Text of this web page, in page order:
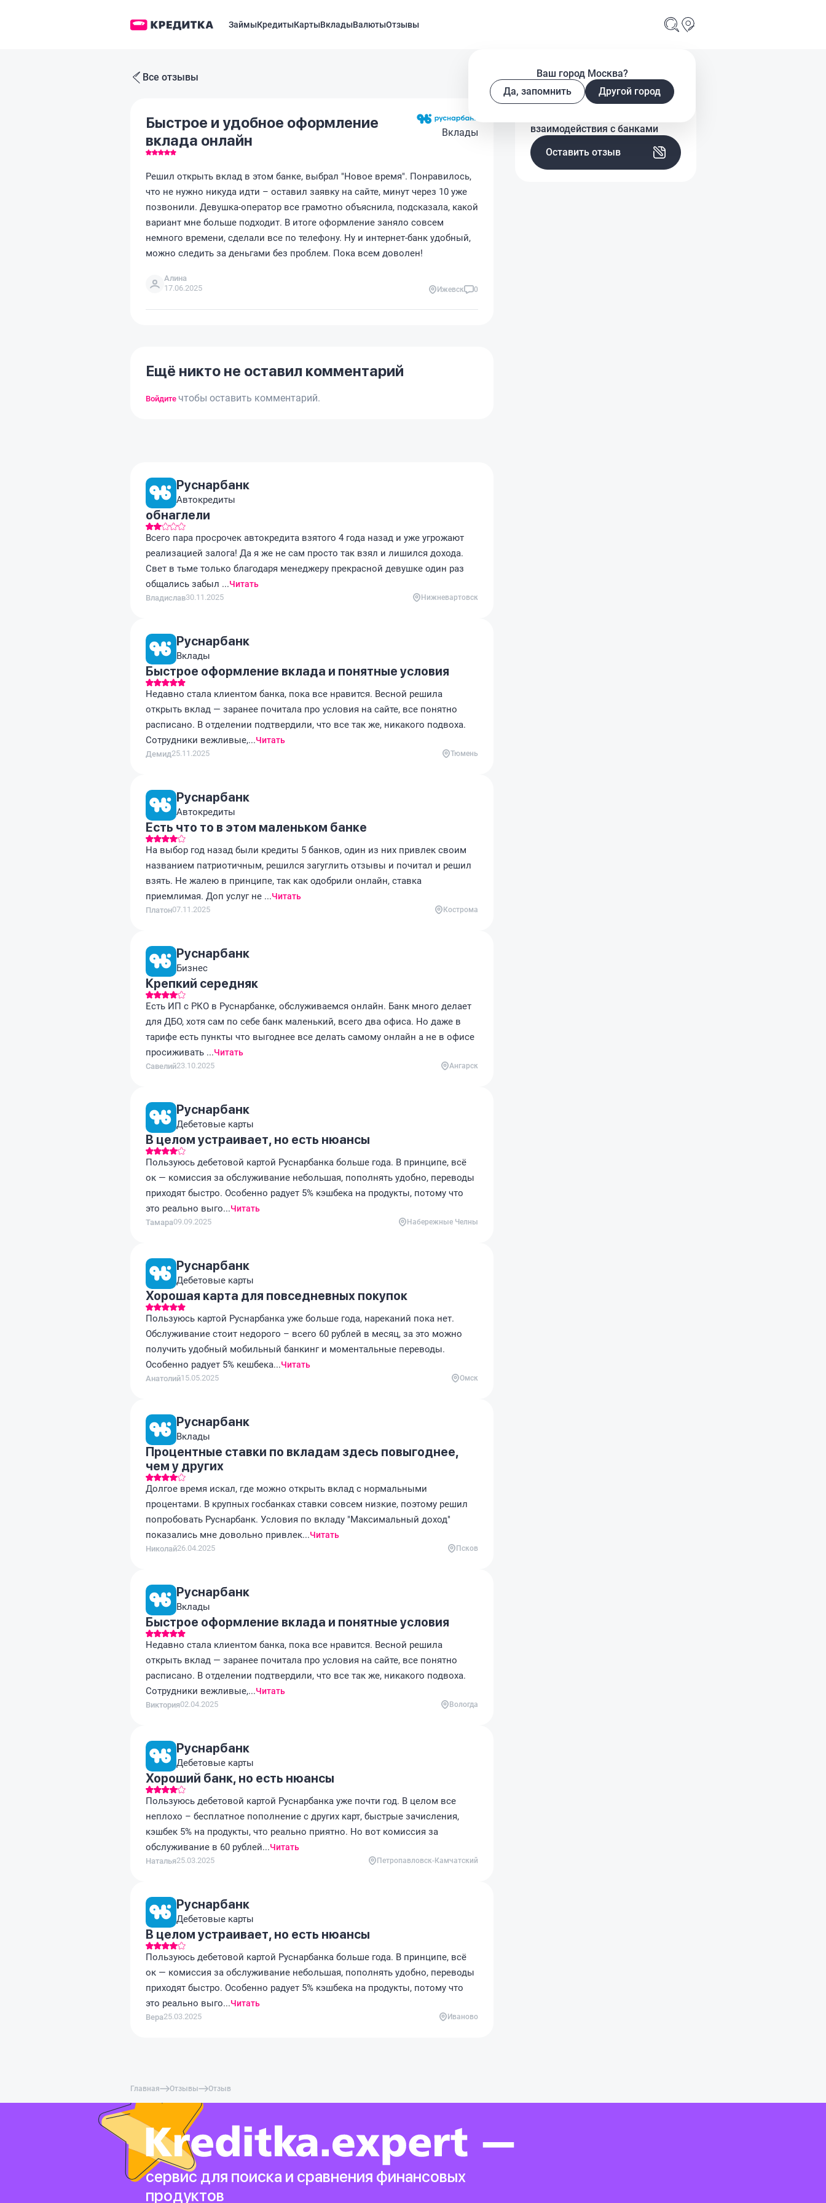
ЗаймыКредитыКартыВкладыВалютыОтзывы
Ваш город Москва?
Да, запомнить
Другой город
Все отзывы
Быстрое и удобное оформление
вклада онлайн
Вклады
Решил открыть вклад в этом банке, выбрал "Новое время". Понравилось,
что не нужно никуда идти – оставил заявку на сайте, минут через 10 уже
позвонили. Девушка-оператор все грамотно объяснила, подсказала, какой
вариант мне больше подходит. В итоге оформление заняло совсем
немного времени, сделали все по телефону. Ну и интернет-банк удобный,
можно следить за деньгами без проблем. Пока всем доволен!
Алина
17.06.2025
Ижевск 0
Ещё никто не оставил комментарий
Войдите чтобы оставить комментарий.
Руснарбанк
Автокредиты
обнаглели
Всего пара просрочек автокредита взятого 4 года назад и уже угрожают
реализацией залога! Да я же не сам просто так взял и лишился дохода.
Свет в тьме только благодаря менеджеру прекрасной девушке один раз
общались забыл ...Читать
Владислав30.11.2025 Нижневартовск
Руснарбанк
Вклады
Быстрое оформление вклада и понятные условия
Недавно стала клиентом банка, пока все нравится. Весной решила
открыть вклад — заранее почитала про условия на сайте, все понятно
расписано. В отделении подтвердили, что все так же, никакого подвоха.
Сотрудники вежливые,...Читать
Демид25.11.2025 Тюмень
Руснарбанк
Автокредиты
Есть что то в этом маленьком банке
На выбор год назад были кредиты 5 банков, один из них привлек своим
названием патриотичным, решился загуглить отзывы и почитал и решил
взять. Не жалею в принципе, так как одобрили онлайн, ставка
приемлимая. Доп услуг не ...Читать
Платон07.11.2025 Кострома
Руснарбанк
Бизнес
Крепкий середняк
Есть ИП с РКО в Руснарбанке, обслуживаемся онлайн. Банк много делает
для ДБО, хотя сам по себе банк маленький, всего два офиса. Но даже в
тарифе есть пункты что выгоднее все делать самому онлайн а не в офисе
просиживать ...Читать
Савелий23.10.2025 Ангарск
Руснарбанк
Дебетовые карты
В целом устраивает, но есть нюансы
Пользуюсь дебетовой картой Руснарбанка больше года. В принципе, всё
ок — комиссия за обслуживание небольшая, пополнять удобно, переводы
приходят быстро. Особенно радует 5% кэшбека на продукты, потому что
это реально выго...Читать
Тамара09.09.2025 Набережные Челны
Руснарбанк
Дебетовые карты
Хорошая карта для повседневных покупок
Пользуюсь картой Руснарбанка уже больше года, нареканий пока нет.
Обслуживание стоит недорого – всего 60 рублей в месяц, за это можно
получить удобный мобильный банкинг и моментальные переводы.
Особенно радует 5% кешбека...Читать
Анатолий15.05.2025 Омск
Руснарбанк
Вклады
Процентные ставки по вкладам здесь повыгоднее,
чем у других
Долгое время искал, где можно открыть вклад с нормальными
процентами. В крупных госбанках ставки совсем низкие, поэтому решил
попробовать Руснарбанк. Условия по вкладу "Максимальный доход"
показались мне довольно привлек...Читать
Николай26.04.2025 Псков
Руснарбанк
Вклады
Быстрое оформление вклада и понятные условия
Недавно стала клиентом банка, пока все нравится. Весной решила
открыть вклад — заранее почитала про условия на сайте, все понятно
расписано. В отделении подтвердили, что все так же, никакого подвоха.
Сотрудники вежливые,...Читать
Виктория02.04.2025 Вологда
Руснарбанк
Дебетовые карты
Хороший банк, но есть нюансы
Пользуюсь дебетовой картой Руснарбанка уже почти год. В целом все
неплохо – бесплатное пополнение с других карт, быстрые зачисления,
кэшбек 5% на продукты, что реально приятно. Но вот комиссия за
обслуживание в 60 рублей...Читать
Наталья25.03.2025 Петропавловск-Камчатский
Руснарбанк
Дебетовые карты
В целом устраивает, но есть нюансы
Пользуюсь дебетовой картой Руснарбанка больше года. В принципе, всё
ок — комиссия за обслуживание небольшая, пополнять удобно, переводы
приходят быстро. Особенно радует 5% кэшбека на продукты, потому что
это реально выго...Читать
Вера25.03.2025 Иваново
взаимодействия с банками
Оставить отзыв
Главная Отзывы Отзыв
сервис для поиска и сравнения финансовых
продуктов